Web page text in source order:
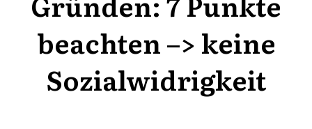
beachten –> keine
Sozialwidrigkeit